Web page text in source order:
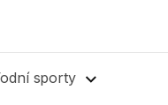
sporty